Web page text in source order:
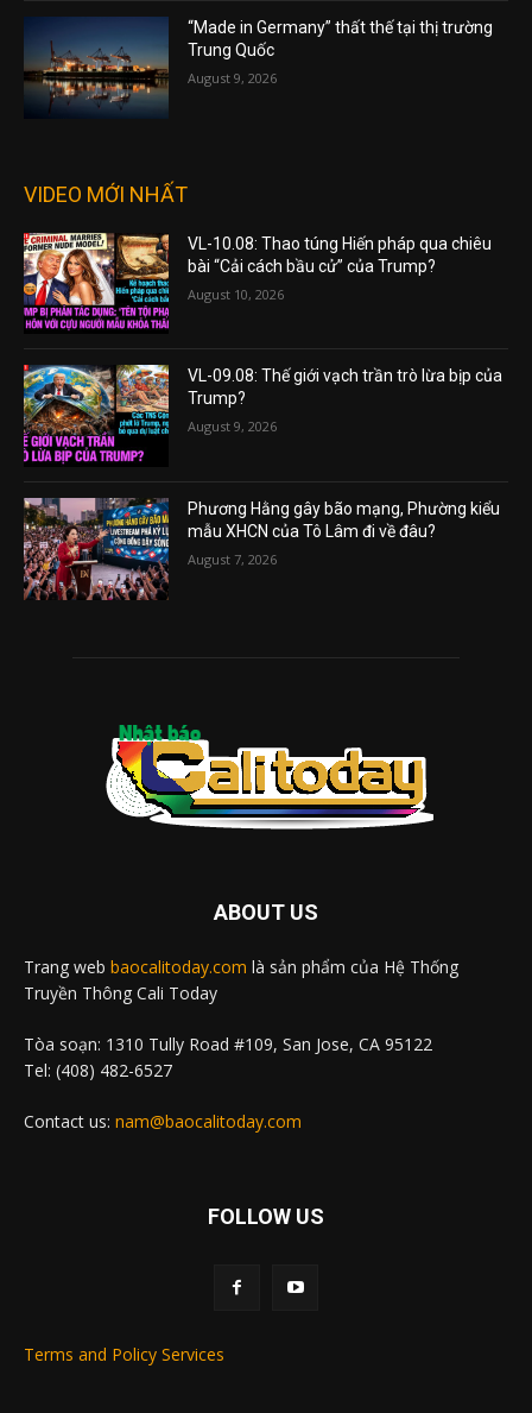
“Made in Germany” thất thế tại thị trường
Trung Quốc
August 9, 2026
VIDEO MỚI NHẤT
VL-10.08: Thao túng Hiến pháp qua chiêu
bài “Cải cách bầu cử” của Trump?
August 10, 2026
VL-09.08: Thế giới vạch trần trò lừa bịp của
Trump?
August 9, 2026
Phương Hằng gây bão mạng, Phường kiểu
mẫu XHCN của Tô Lâm đi về đâu?
August 7, 2026
ABOUT US
Trang web baocalitoday.com là sản phẩm của Hệ Thống
Truyền Thông Cali Today
Tòa soạn: 1310 Tully Road #109, San Jose, CA 95122
Tel: (408) 482-6527
Contact us: nam@baocalitoday.com
FOLLOW US
Terms and Policy Services